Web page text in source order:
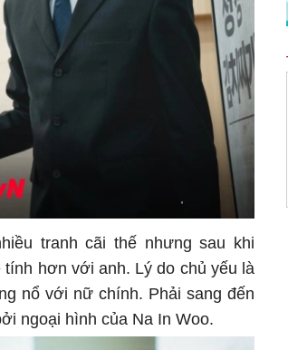
tranh cãi thế nhưng sau khi
hơn với anh. Lý do chủ yếu là
nổ với nữ chính. Phải sang đến
ngoại hình của Na In Woo.